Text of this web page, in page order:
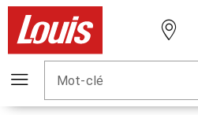
Mot-clé